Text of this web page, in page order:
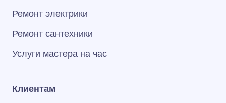
Ремонт электрики
Ремонт сантехники
Услуги мастера на час
Клиентам